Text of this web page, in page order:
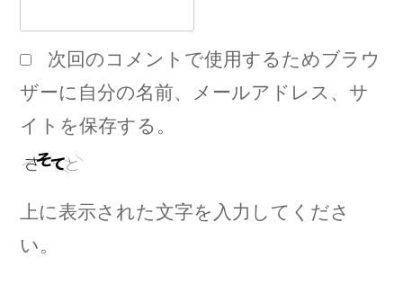
次回のコメントで使用するためブラウ
ザーに自分の名前、メールアドレス、サ
イトを保存する。
上に表示された文字を入力してくださ
い。